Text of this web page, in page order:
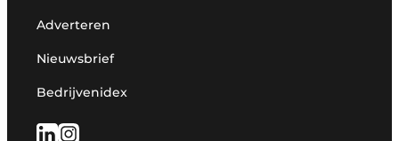
Adverteren
Nieuwsbrief
Bedrijvenidex